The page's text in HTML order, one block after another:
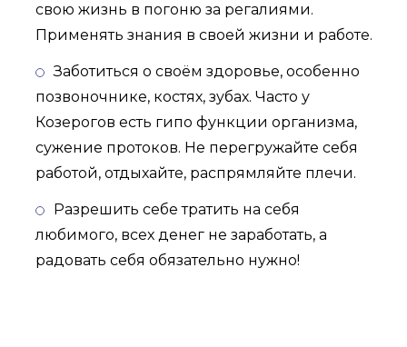
свою жизнь в погоню за регалиями.
Применять знания в своей жизни и работе.
Заботиться о своём здоровье, особенно
позвоночнике, костях, зубах. Часто у
Козерогов есть гипо функции организма,
сужение протоков. Не перегружайте себя
работой, отдыхайте, распрямляйте плечи.
Разрешить себе тратить на себя
любимого, всех денег не заработать, а
радовать себя обязательно нужно!